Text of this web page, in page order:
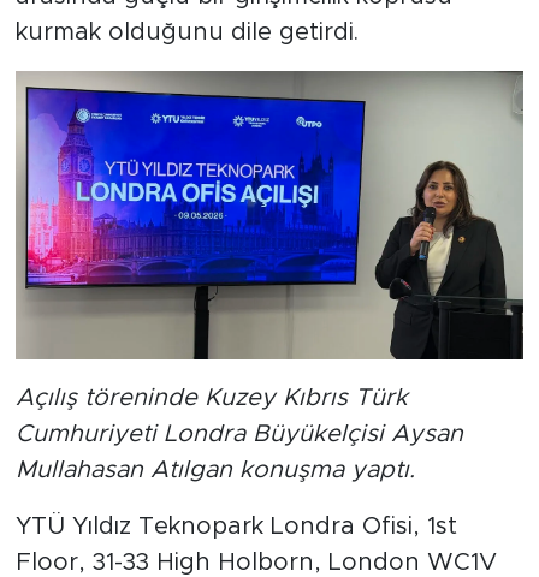
kurmak olduğunu dile getirdi.
Açılış töreninde Kuzey Kıbrıs Türk
Cumhuriyeti Londra Büyükelçisi Aysan
Mullahasan Atılgan konuşma yaptı.
YTÜ Yıldız Teknopark Londra Ofisi, 1st
Floor, 31-33 High Holborn, London WC1V